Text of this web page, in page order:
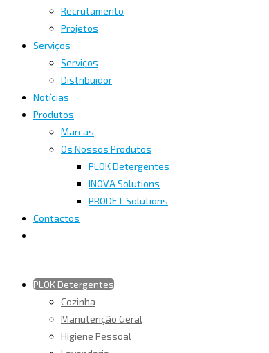
Recrutamento
Projetos
Serviços
Serviços
Distribuidor
Notícias
Produtos
Marcas
Os Nossos Produtos
PLOK Detergentes
INOVA Solutions
PRODET Solutions
Contactos
PLOK Detergentes
Cozinha
Manutenção Geral
Higiene Pessoal